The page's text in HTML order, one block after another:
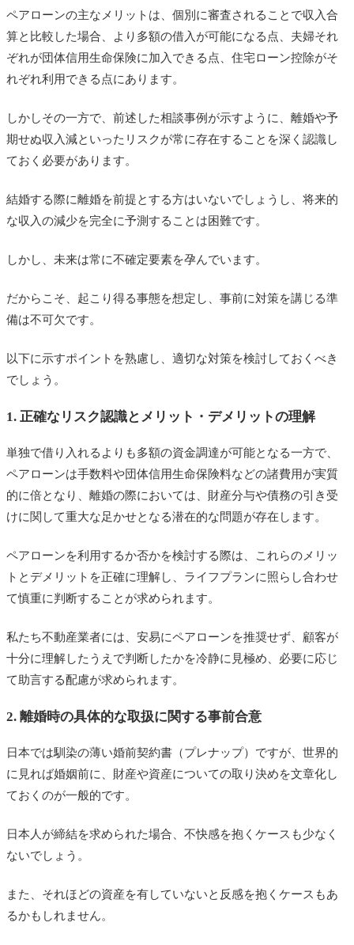
ペアローンの主なメリットは、個別に審査されることで収入合
算と比較した場合、より多額の借入が可能になる点、夫婦それ
ぞれが団体信用生命保険に加入できる点、住宅ローン控除がそ
れぞれ利用できる点にあります。
しかしその一方で、前述した相談事例が示すように、離婚や予
期せぬ収入減といったリスクが常に存在することを深く認識し
ておく必要があります。
結婚する際に離婚を前提とする方はいないでしょうし、将来的
な収入の減少を完全に予測することは困難です。
しかし、未来は常に不確定要素を孕んでいます。
だからこそ、起こり得る事態を想定し、事前に対策を講じる準
備は不可欠です。
以下に示すポイントを熟慮し、適切な対策を検討しておくべき
でしょう。
1. 正確なリスク認識とメリット・デメリットの理解
単独で借り入れるよりも多額の資金調達が可能となる一方で、
ペアローンは手数料や団体信用生命保険料などの諸費用が実質
的に倍となり、離婚の際においては、財産分与や債務の引き受
けに関して重大な足かせとなる潜在的な問題が存在します。
ペアローンを利用するか否かを検討する際は、これらのメリッ
トとデメリットを正確に理解し、ライフプランに照らし合わせ
て慎重に判断することが求められます。
私たち不動産業者には、安易にペアローンを推奨せず、顧客が
十分に理解したうえで判断したかを冷静に見極め、必要に応じ
て助言する配慮が求められます。
2. 離婚時の具体的な取扱に関する事前合意
日本では馴染の薄い婚前契約書（プレナップ）ですが、世界的
に見れば婚姻前に、財産や資産についての取り決めを文章化し
ておくのが一般的です。
日本人が締結を求められた場合、不快感を抱くケースも少なく
ないでしょう。
また、それほどの資産を有していないと反感を抱くケースもあ
るかもしれません。